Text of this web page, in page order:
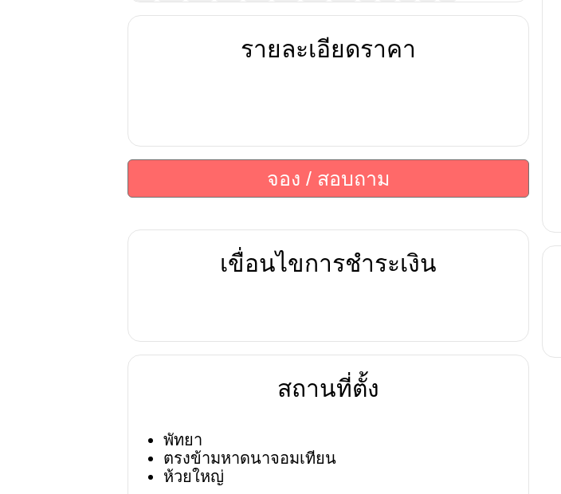
รายละเอียดราคา
จอง / สอบถาม
เขื่อนไขการชำระเงิน
สถานที่ตั้ง
พัทยา
ตรงข้ามหาดนาจอมเทียน
ห้วยใหญ่